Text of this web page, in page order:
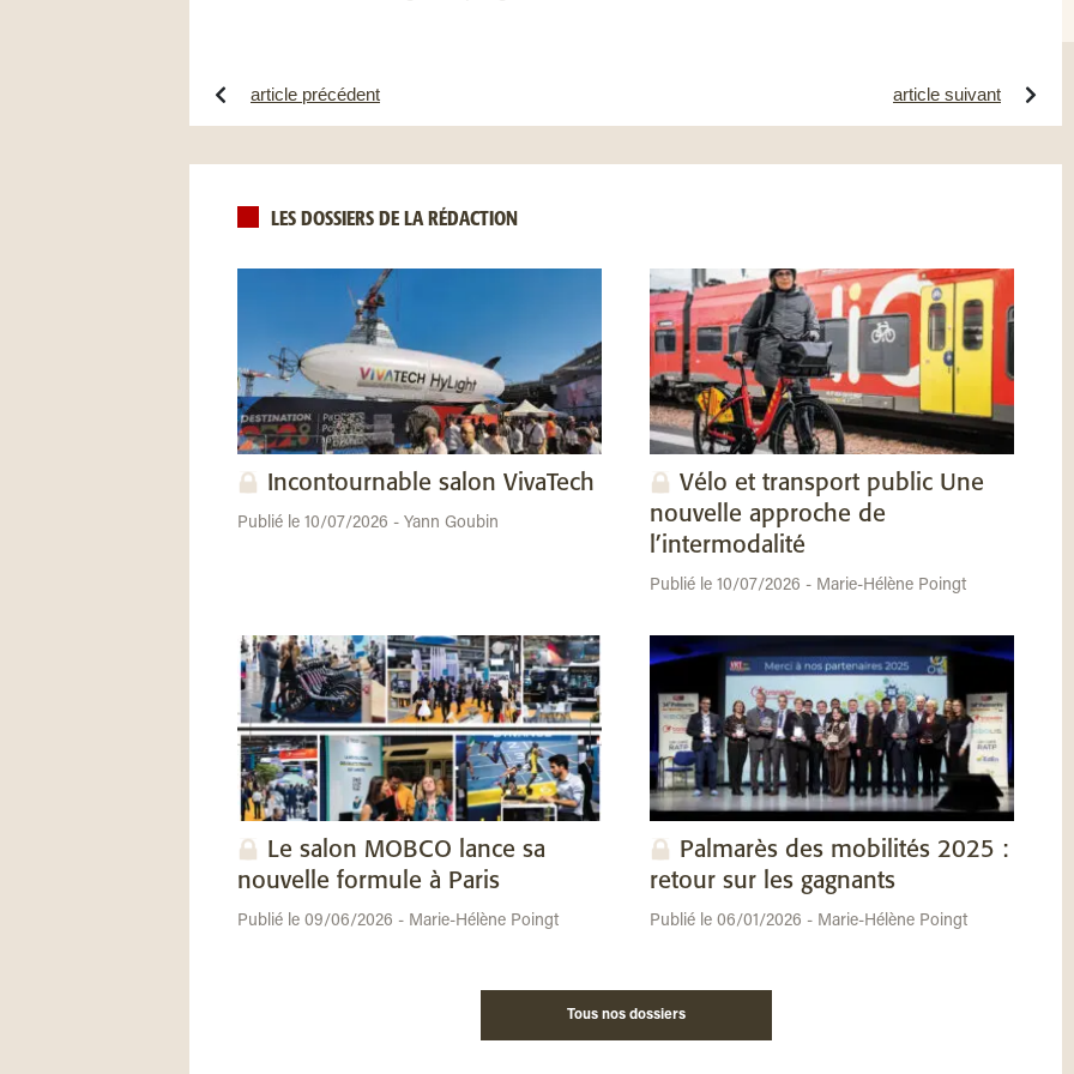
article précédent article suivant
LES DOSSIERS DE LA RÉDACTION
Incontournable salon VivaTech
Publié le 10/07/2026 - Yann Goubin
Vélo et transport public Une
nouvelle approche de
l’intermodalité
Publié le 10/07/2026 - Marie-Hélène Poingt
Le salon MOBCO lance sa
nouvelle formule à Paris
Publié le 09/06/2026 - Marie-Hélène Poingt
Palmarès des mobilités 2025 :
retour sur les gagnants
Publié le 06/01/2026 - Marie-Hélène Poingt
Tous nos dossiers